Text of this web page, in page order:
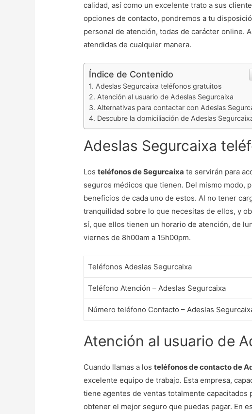
calidad, así como un excelente trato a sus
opciones de contacto, pondremos a tu
personal de atención, todas de carácter online.
atendidas de cualquier manera.
Índice de Contenido
Adeslas Segurcaixa teléfonos gratuitos
Atención al usuario de Adeslas Segurcaixa
Alternativas para contactar con Adeslas
Descubre la domiciliación de Adeslas
Adeslas Segurcaixa
Losteléfonos de Segurcaixa te servirán para
seguros médicos que tienen. Del mismo modo,
beneficios de cada uno de estos. Al no tener
tranquilidad sobre lo que necesitas de ellos, y
sí, que ellos tienen un horario de atención, de
viernes de 8h00am a 15h00pm.
Teléfonos Adeslas Segurcaixa
Teléfono Atención – Adeslas Segurcaixa
Número teléfono Contacto – Adeslas
Atención al usuario de
Cuando llamas a losteléfonos de contacto de
excelente equipo de trabajo. Esta empresa,
tiene agentes de ventas totalmente
obtener el mejor seguro que puedas pagar. En